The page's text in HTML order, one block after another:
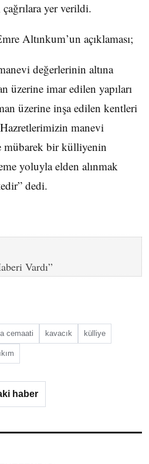
çağrılara yer verildi.
Altınkum’un açıklaması;
değerlerinin altına
üzerine imar edilen yapıları
üzerine inşa edilen kentleri
manevi
mübarek bir külliyenin
yoluyla elden alınmak
dedi.
Vardı”
cemaati kavacık külliye
haber